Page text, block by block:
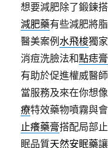
想要減肥除了鍛鍊
減肥藥有些減肥將
醫美案例水飛梭獨
消痘洗臉法和點痣膏
有助於促進權威醫
當服務及來在你想
療特效藥物噴霧與
止癢藥膏搭配局部
眠品質天然安眠藥